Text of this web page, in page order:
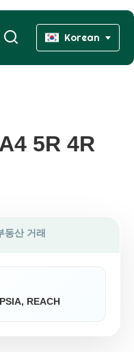
Korean
5R 4R
5R 4R
동산 거래
REACH